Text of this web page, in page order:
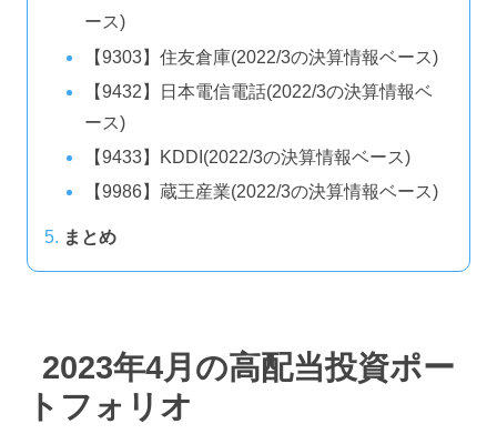
ース)
【9303】住友倉庫(2022/3の決算情報ベース)
【9432】日本電信電話(2022/3の決算情報ベ
ース)
【9433】KDDI(2022/3の決算情報ベース)
【9986】蔵王産業(2022/3の決算情報ベース)
まとめ
2023年4月の高配当投資ポー
トフォリオ